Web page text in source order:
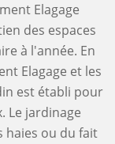
Elagage
des espaces
à l'année. En
Elagage et les
est établi pour
Le jardinage
haies ou du fait